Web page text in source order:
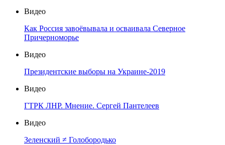
Видео
Как Россия завоёвывала и осваивала Северное
Причерноморье
Видео
Президентские выборы на Украине-2019
Видео
ГТРК ЛНР. Мнение. Сергей Пантелеев
Видео
Зеленский ≠ Голобородько